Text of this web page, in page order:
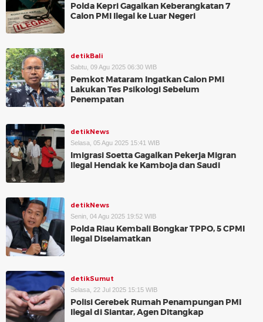
Polda Kepri Gagalkan Keberangkatan 7
Calon PMI Ilegal ke Luar Negeri
detikBali
Sabtu, 09 Agu 2025 06:30 WIB
Pemkot Mataram Ingatkan Calon PMI
Lakukan Tes Psikologi Sebelum
Penempatan
detikNews
Selasa, 05 Agu 2025 15:41 WIB
Imigrasi Soetta Gagalkan Pekerja Migran
Ilegal Hendak ke Kamboja dan Saudi
detikNews
Senin, 04 Agu 2025 19:52 WIB
Polda Riau Kembali Bongkar TPPO, 5 CPMI
Ilegal Diselamatkan
detikSumut
Selasa, 22 Jul 2025 15:15 WIB
Polisi Gerebek Rumah Penampungan PMI
Ilegal di Siantar, Agen Ditangkap